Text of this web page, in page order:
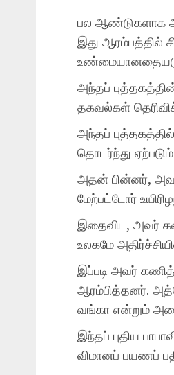
பல ஆண்டுகளாக
இது ஆரம்பத்தில்
அந்தப்
தகவல்கள்
அந்தப்
தொடர்ந்து ஏற்படும்
அதன் பின்னர், அவர்
மேற்பட்டோர்
இதைவிட, அவர்
உலகமே
இப்படி அவர்
ஆரம்பித்தனர்.
வங்கா என்றும்
இந்தப் புதிய
விமானப் பயணப்